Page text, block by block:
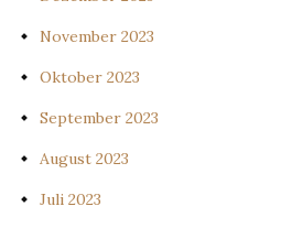
November 2023
Oktober 2023
September 2023
August 2023
Juli 2023